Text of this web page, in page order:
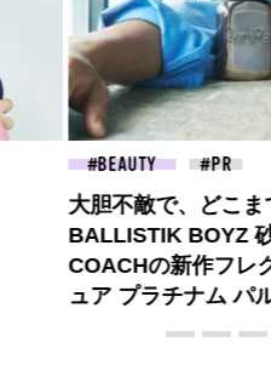
FASHION
ロエベの新しい世界
コントラストとレイ
喜び、明るいスピ